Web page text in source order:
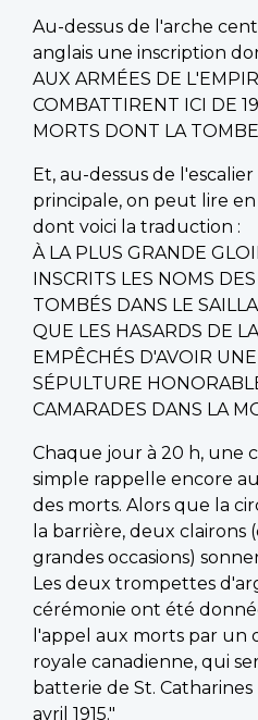
Au-dessus de l'arche
anglais une inscription
AUX ARMÉES DE
COMBATTIRENT ICI DE
MORTS DONT LA
Et, au-dessus de
principale, on peut lire
dont voici la traduction :
À LA PLUS GRANDE
INSCRITS LES NOMS
TOMBÉS DANS LE
QUE LES HASARDS DE
EMPÊCHÉS D'AVOIR
SÉPULTURE
CAMARADES DANS LA
Chaque jour à 20 h, une
simple rappelle encore
des morts. Alors que la
la barrière, deux clairons
grandes occasions)
Les deux trompettes
cérémonie ont été
l'appel aux morts par un
royale canadienne, qui
batterie de St. Catharines
avril 1915."